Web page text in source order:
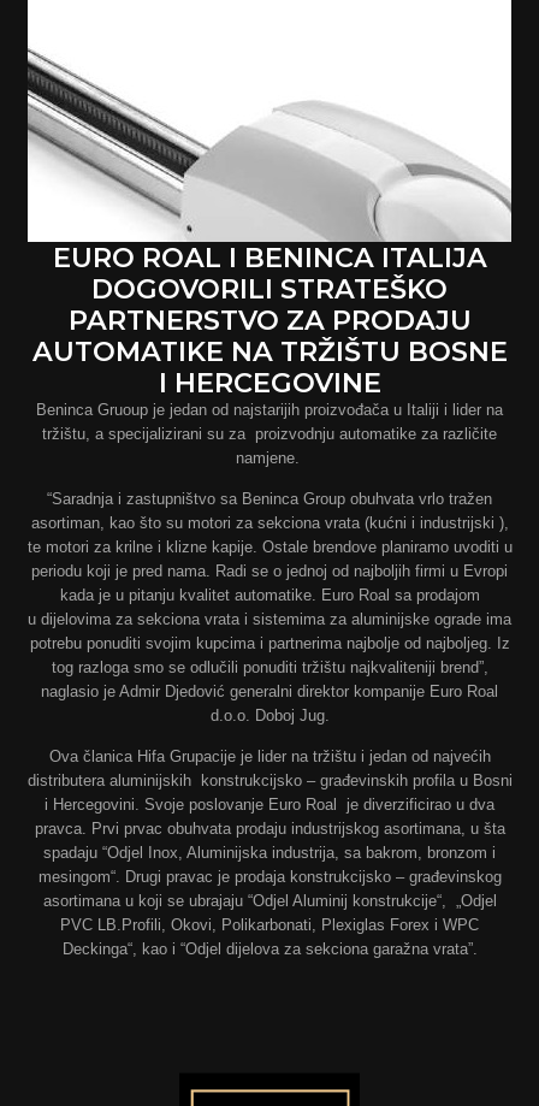
EURO ROAL I BENINCA ITALIJA
DOGOVORILI STRATEŠKO
PARTNERSTVO ZA PRODAJU
AUTOMATIKE NA TRŽIŠTU BOSNE
I HERCEGOVINE
Beninca Gruoup je jedan od najstarijih proizvođača u Italiji i lider na
tržištu, a specijalizirani su za proizvodnju automatike za različite
namjene.
“Saradnja i zastupništvo sa Beninca Group obuhvata vrlo tražen
asortiman, kao što su motori za sekciona vrata (kućni i industrijski ),
te motori za krilne i klizne kapije. Ostale brendove planiramo uvoditi u
periodu koji je pred nama. Radi se o jednoj od najboljih firmi u Evropi
kada je u pitanju kvalitet automatike. Euro Roal sa prodajom
u dijelovima za sekciona vrata i sistemima za aluminijske ograde ima
potrebu ponuditi svojim kupcima i partnerima najbolje od najboljeg. Iz
tog razloga smo se odlučili ponuditi tržištu najkvaliteniji brend”,
naglasio je Admir Djedović generalni direktor kompanije Euro Roal
d.o.o. Doboj Jug.
Ova članica Hifa Grupacije je lider na tržištu i jedan od najvećih
distributera aluminijskih konstrukcijsko – građevinskih profila u Bosni
i Hercegovini. Svoje poslovanje Euro Roal je diverzificirao u dva
pravca. Prvi prvac obuhvata prodaju industrijskog asortimana, u šta
spadaju “Odjel Inox, Aluminijska industrija, sa bakrom, bronzom i
mesingom“. Drugi pravac je prodaja konstrukcijsko – građevinskog
asortimana u koji se ubrajaju “Odjel Aluminij konstrukcije“, „Odjel
PVC LB.Profili, Okovi, Polikarbonati, Plexiglas Forex i WPC
Deckinga“, kao i “Odjel dijelova za sekciona garažna vrata”.